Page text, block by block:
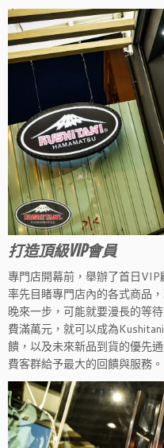
打造頂級VIP會員
專門店開幕前，舉辦了首日
率先目睹專門店內的各式商品
晚來一步，可能就要漫長的等
費滿萬元，就可以成為
饋，以及未來新品到貨的優先
費客群給予最大的回饋與服務。